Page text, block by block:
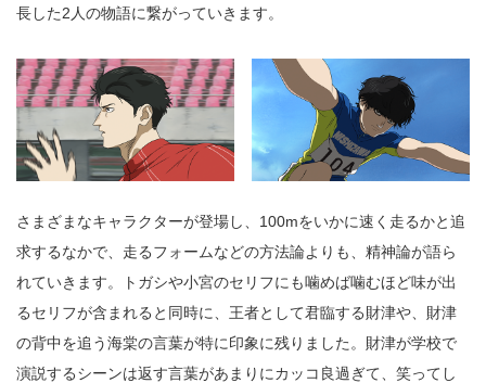
長した2人の物語に繋がっていきます。
さまざまなキャラクターが登場し、100mをいかに速く走るかと追
求するなかで、走るフォームなどの方法論よりも、精神論が語ら
れていきます。トガシや小宮のセリフにも噛めば噛むほど味が出
るセリフが含まれると同時に、王者として君臨する財津や、財津
の背中を追う海棠の言葉が特に印象に残りました。財津が学校で
演説するシーンは返す言葉があまりにカッコ良過ぎて、笑ってし